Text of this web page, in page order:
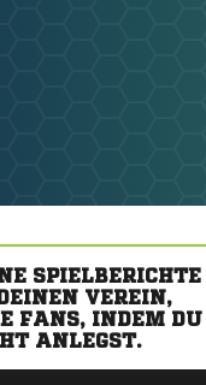
SPIELBERICHTE
VEREIN,
FANS, INDEM DU
ANLEGST.